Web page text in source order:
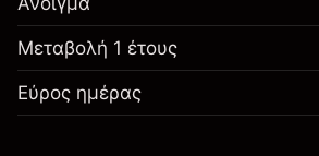
Μεταβολή 1 έτους
Εύρος ημέρας